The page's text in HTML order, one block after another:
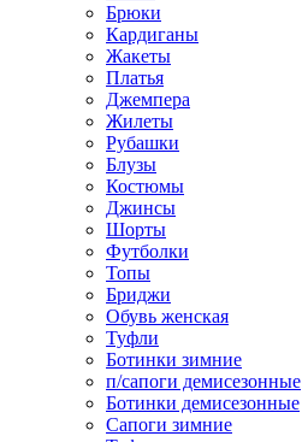
Брюки
Кардиганы
Жакеты
Платья
Джемпера
Жилеты
Рубашки
Блузы
Костюмы
Джинсы
Шорты
Футболки
Топы
Бриджи
Обувь женская
Туфли
Ботинки зимние
п/сапоги демисезонные
Ботинки демисезонные
Сапоги зимние